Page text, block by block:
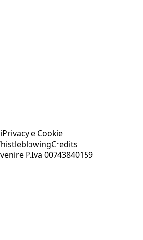
Privacy e Cookie
Credits
P.Iva 00743840159